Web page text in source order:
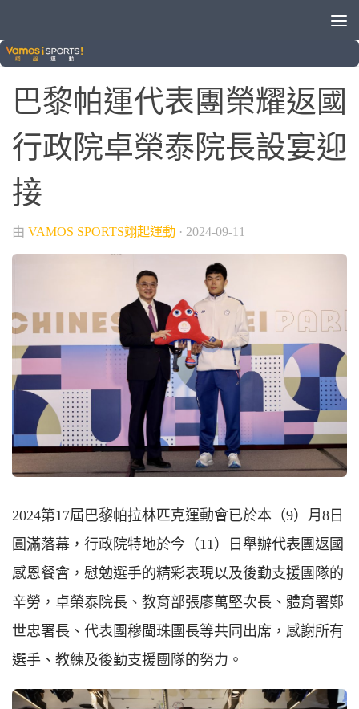
2024巴黎帕運
巴黎帕運代表團榮耀返國
行政院卓榮泰院長設宴迎
接
由 VAMOS SPORTS翊起運動 · 2024-09-11
2024第17屆巴黎帕拉林匹克運動會已於本（9）月8日
圓滿落幕，行政院特地於今（11）日舉辦代表團返國
感恩餐會，慰勉選手的精彩表現以及後勤支援團隊的
辛勞，卓榮泰院長、教育部張廖萬堅次長、體育署鄭
世忠署長、代表團穆閩珠團長等共同出席，感謝所有
選手、教練及後勤支援團隊的努力。